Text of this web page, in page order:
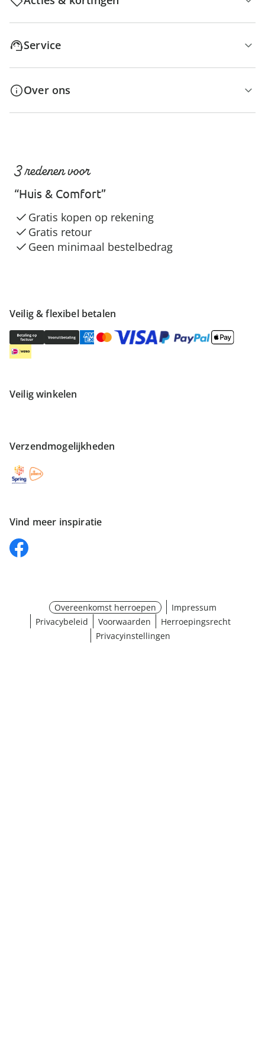
Service
Over ons
Veilig & flexibel betalen
Veilig winkelen
Verzendmogelijkheden
Vind meer inspiratie
3 redenen voor
“Huis & Comfort”
Gratis kopen op rekening
Gratis retour
Geen minimaal bestelbedrag
Overeenkomst herroepen
Impressum
Privacybeleid
Voorwaarden
Herroepingsrecht
Privacyinstellingen